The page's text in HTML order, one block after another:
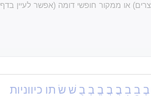
או ממקור חופשי דומה (אפשר לעיין בדף
בֶ בֵ בִ בֳ בֲ בֱ בְ בֻ שׁ שׂ תו כיווניות